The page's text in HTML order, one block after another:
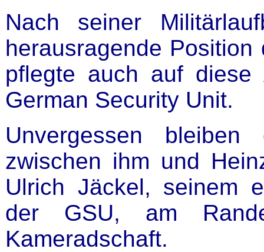
Nach seiner
herausragende
pflegte auch auf
German Security Unit.
Unvergessen bleiben
zwischen ihm und
Ulrich Jäckel, seinem
der GSU, am
Kameradschaft.